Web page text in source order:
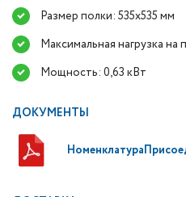
Размер полки: 535х535 мм
Максимальная нагрузка на
Мощность: 0,63 кВт
ДОКУМЕНТЫ